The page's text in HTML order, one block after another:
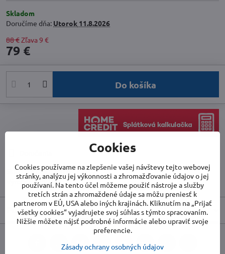
Skladom
Doručíme dňa: Utorok 11.8.2026
88 €Zľava9 €
79 €
Do košíka
Skladové číslo:PRPVC751CIP
Výrobca:RIBIMEX
Popis
FacebookTwitterBlueskyPinterestRedditLinkedIn
Cookies
Cookies používame na zlepšenie vašej návštevy tejto webovej
stránky, analýzu jej výkonnosti a zhromažďovanie údajov o jej
používaní. Na tento účel môžeme použiť nástroje a služby
tretích strán a zhromaždené údaje sa môžu preniesť k
partnerom v EÚ, USA alebo iných krajinách. Kliknutím na „Prijať
všetky cookies“ vyjadrujete svoj súhlas s týmto spracovaním.
Nižšie môžete nájsť podrobné informácie alebo upraviť svoje
preferencie.
Zásady ochrany osobných údajov